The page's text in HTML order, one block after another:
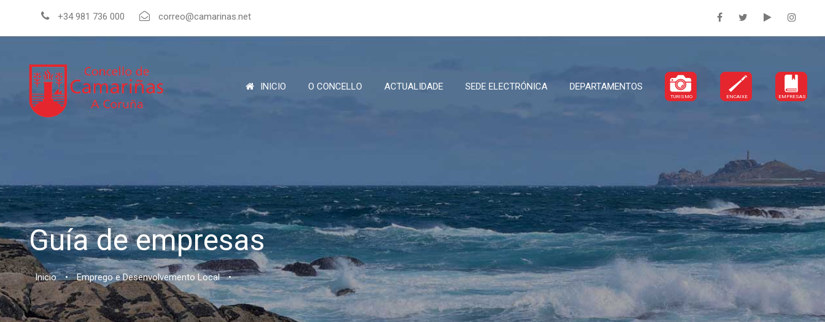
+34 981 736 000 correo@camarinas.net
INICIO O CONCELLO ACTUALIDADE SEDE ELECTRÓNICA DEPARTAMENTOS
TURISMO ENCAIXE EMPRESAS
Guía de empresas
Inicio • Emprego e Desenvolvemento Local •